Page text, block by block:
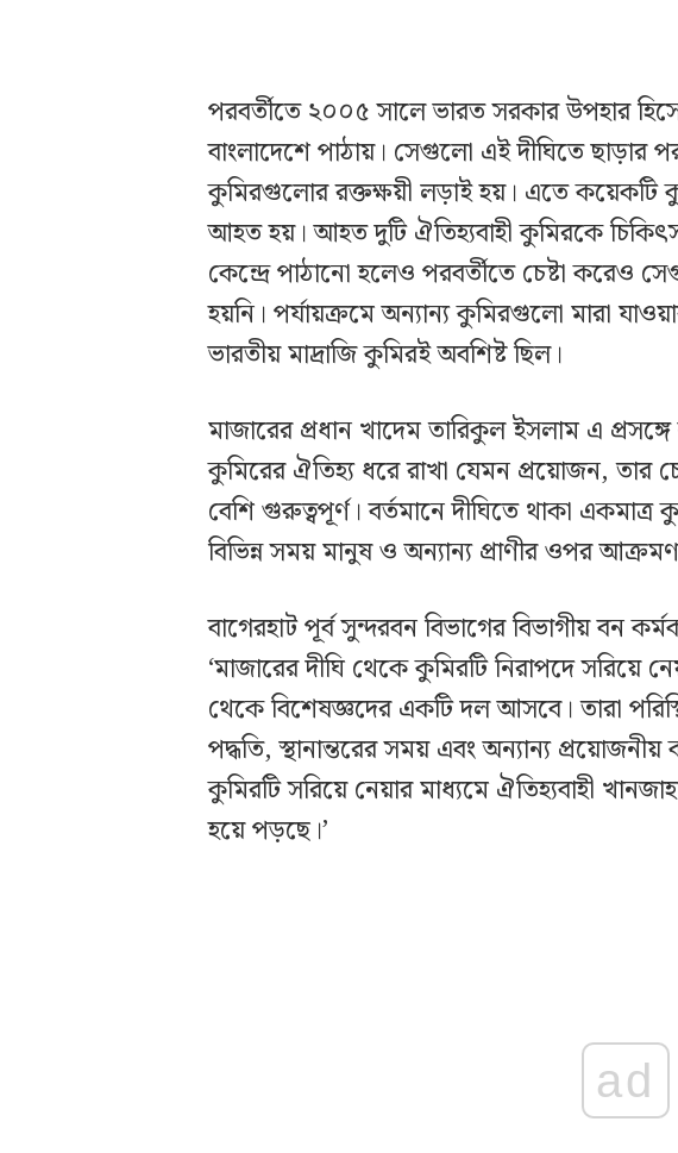
পরবর্তীতে ২০০৫ সালে ভারত সরকার উপহার
বাংলাদেশে পাঠায়। সেগুলো এই দীঘিতে ছাড়ার
কুমিরগুলোর রক্তক্ষয়ী লড়াই হয়। এতে কয়েকটি
আহত হয়। আহত দুটি ঐতিহ্যবাহী কুমিরকে
কেন্দ্রে পাঠানো হলেও পরবর্তীতে চেষ্টা
হয়নি। পর্যায়ক্রমে অন্যান্য কুমিরগুলো মারা
ভারতীয় মাদ্রাজি কুমিরই অবশিষ্ট ছিল।
মাজারের প্রধান খাদেম তারিকুল ইসলাম এ
কুমিরের ঐতিহ্য ধরে রাখা যেমন প্রয়োজন, তার
বেশি গুরুত্বপূর্ণ। বর্তমানে দীঘিতে থাকা একমাত্র
বিভিন্ন সময় মানুষ ও অন্যান্য প্রাণীর ওপর
বাগেরহাট পূর্ব সুন্দরবন বিভাগের বিভাগীয় বন
‘মাজারের দীঘি থেকে কুমিরটি নিরাপদে সরিয়ে
থেকে বিশেষজ্ঞদের একটি দল আসবে। তারা
পদ্ধতি, স্থানান্তরের সময় এবং অন্যান্য
কুমিরটি সরিয়ে নেয়ার মাধ্যমে ঐতিহ্যবাহী
হয়ে পড়ছে।’
ad